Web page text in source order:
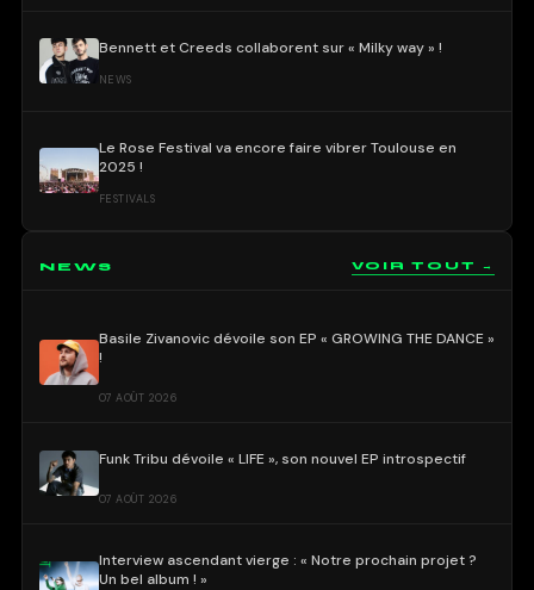
Bennett et Creeds collaborent sur « Milky way » !
NEWS
Le Rose Festival va encore faire vibrer Toulouse en
2025 !
FESTIVALS
NEWS VOIR TOUT →
Basile Zivanovic dévoile son EP « GROWING THE DANCE »
!
07 AOÛT 2026
Funk Tribu dévoile « LIFE », son nouvel EP introspectif
07 AOÛT 2026
Interview ascendant vierge : « Notre prochain projet ?
Un bel album ! »